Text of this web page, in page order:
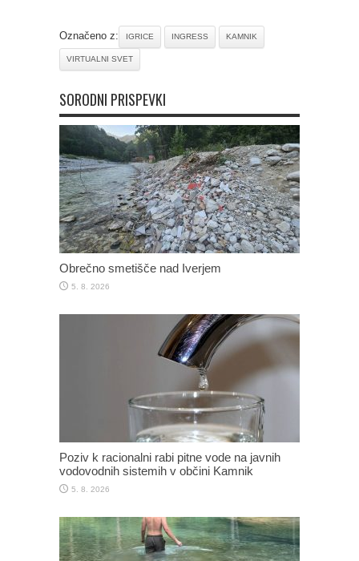
Označeno z: IGRICE INGRESS KAMNIK
VIRTUALNI SVET
SORODNI PRISPEVKI
Obrečno smetišče nad Iverjem
5. 8. 2026
Poziv k racionalni rabi pitne vode na javnih
vodovodnih sistemih v občini Kamnik
5. 8. 2026